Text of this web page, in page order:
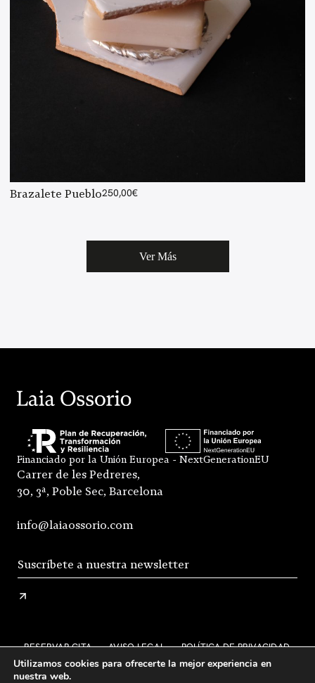
Brazalete Pueblo250,00€
Ver Más
Financiado por la Unión Europea - NextGenerationEU
Carrer de les Pedreres,
30, 3ª, Poble Sec, Barcelona
info@laiaossorio.com
RESERVAR CITA AVISO LEGAL
POLÍTICA DE PRIVACIDAD
ENVÍO Y DEVOLUCIONES
Utilizamos cookies para ofrecerte la mejor experiencia en
nuestra web.